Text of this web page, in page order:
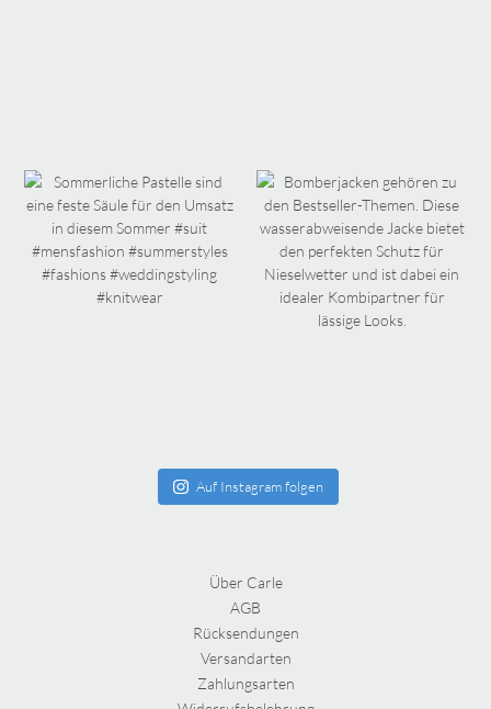
Auf Instagram folgen
Über Carle
AGB
Rücksendungen
Versandarten
Zahlungsarten